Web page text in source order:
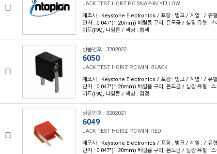
JACK TEST HORZ PC SNAP-IN YELLOW
제조사 : Keystone Electronics / 포장 : 벌크 / 계열 : / 유
단자 : 0.047"(1.20mm) 베릴륨 구리, 은도금 / 실장 유형 :
이드(PA), 나일론 / 색상 : 황색
상품번호 : 3202022
6050
JACK TEST HORIZ PC MINI BLACK
제조사 : Keystone Electronics / 포장 : 벌크 / 계열 : / 유
단자 : 0.047"(1.20mm) 베릴륨 구리, 은도금 / 실장 유형 :
이드(PA), 나일론 / 색상 : 검정
상품번호 : 3202021
6049
JACK TEST HORIZ PC MINI RED
제조사 : Keystone Electronics / 포장 : 벌크 / 계열 : / 유
단자 : 0.047"(1.20mm) 베릴륨 구리, 은도금 / 실장 유형 :